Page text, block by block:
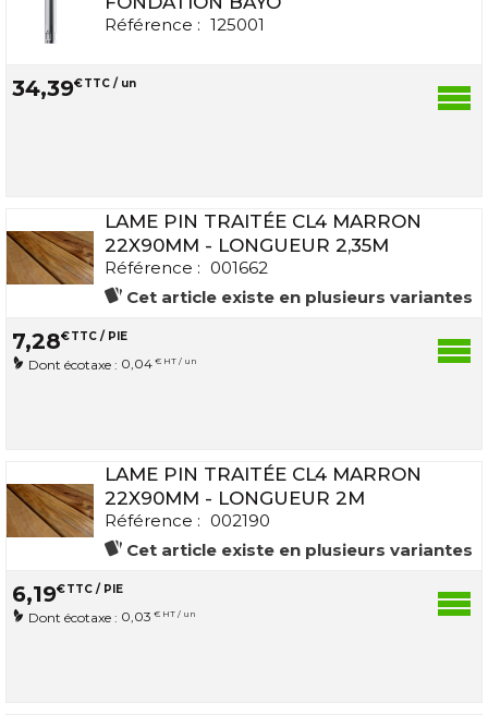
Référence : 125001
34,39€TTC / un
LAME PIN TRAITÉE CL4 MARRON
22X90MM - LONGUEUR 2,35M
Référence : 001662
Cet article existe en plusieurs variantes
7,28€TTC / PIE
Dont écotaxe : 0,04 € HT / un
LAME PIN TRAITÉE CL4 MARRON
22X90MM - LONGUEUR 2M
Référence : 002190
Cet article existe en plusieurs variantes
6,19€TTC / PIE
Dont écotaxe : 0,03 € HT / un